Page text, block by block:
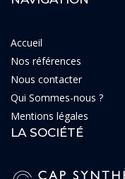
Accueil
Nos références
Nous contacter
Qui Sommes-nous ?
Mentions légales
LA SOCIÉTÉ